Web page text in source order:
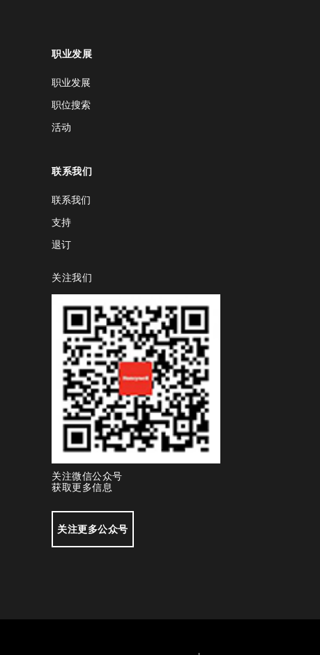
职业发展
职业发展
职位搜索
活动
联系我们
联系我们
支持
退订
关注我们
关注微信公众号
获取更多信息
关注更多公众号